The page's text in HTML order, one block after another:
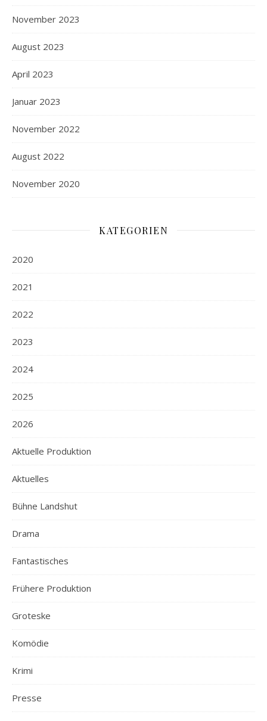
November 2023
August 2023
April 2023
Januar 2023
November 2022
August 2022
November 2020
KATEGORIEN
2020
2021
2022
2023
2024
2025
2026
Aktuelle Produktion
Aktuelles
Bühne Landshut
Drama
Fantastisches
Frühere Produktion
Groteske
Komödie
Krimi
Presse